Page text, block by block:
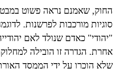
החוק, שאמנם נראה פשוט במבט
"יהודי" כאדם שנולד לאם
אחרת. הגדרה זו הובילה
שלא הוכרו על ידי הממסד